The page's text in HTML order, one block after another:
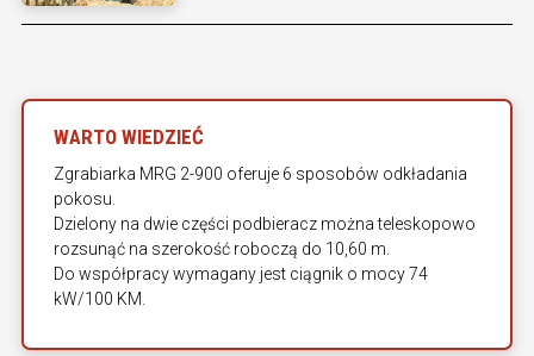
WARTO WIEDZIEĆ
Zgrabiarka MRG 2-900 oferuje 6 sposobów odkładania
pokosu.
Dzielony na dwie części podbieracz można teleskopowo
rozsunąć na szerokość roboczą do 10,60 m.
Do współpracy wymagany jest ciągnik o mocy 74
kW/100 KM.